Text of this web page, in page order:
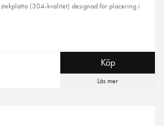
(304-kvalitet) designad för placering i
Köp
Läs mer